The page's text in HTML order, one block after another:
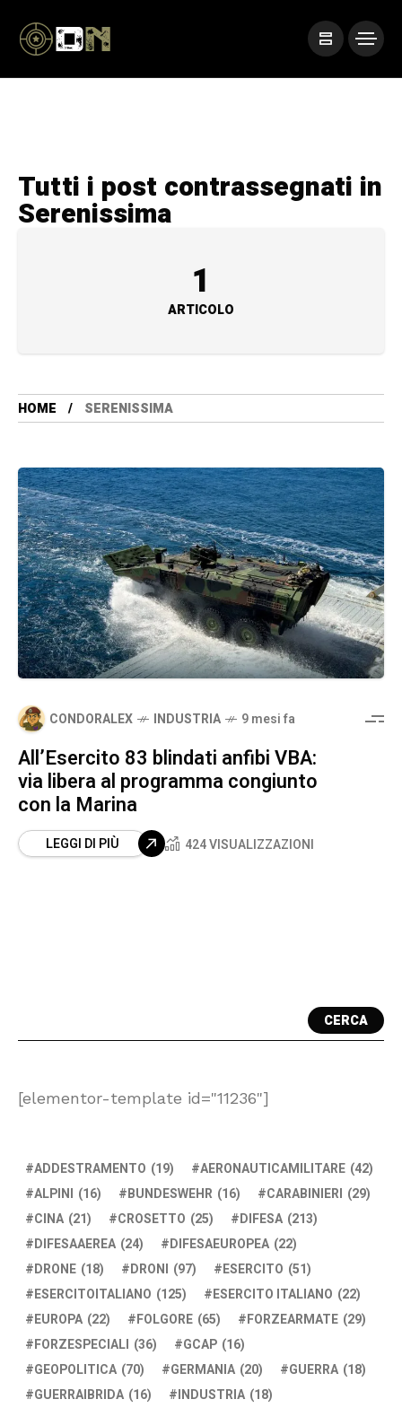
Tutti i post contrassegnati in
Serenissima
1
ARTICOLO
HOME SERENISSIMA
CONDORALEX INDUSTRIA 9 mesi fa
All’Esercito 83 blindati anfibi VBA:
via libera al programma congiunto
con la Marina
LEGGI DI PIÙ 424 VISUALIZZAZIONI
CERCA
[elementor-template id="11236"]
ADDESTRAMENTO (19) AERONAUTICAMILITARE (42)
ALPINI (16) BUNDESWEHR (16) CARABINIERI (29)
CINA (21) CROSETTO (25) DIFESA (213)
DIFESAAEREA (24) DIFESAEUROPEA (22)
DRONE (18) DRONI (97) ESERCITO (51)
ESERCITOITALIANO (125) ESERCITO ITALIANO (22)
EUROPA (22) FOLGORE (65) FORZEARMATE (29)
FORZESPECIALI (36) GCAP (16)
GEOPOLITICA (70) GERMANIA (20) GUERRA (18)
GUERRAIBRIDA (16) INDUSTRIA (18)